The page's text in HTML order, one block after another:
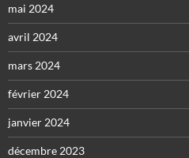
mai 2024
avril 2024
mars 2024
février 2024
janvier 2024
décembre 2023